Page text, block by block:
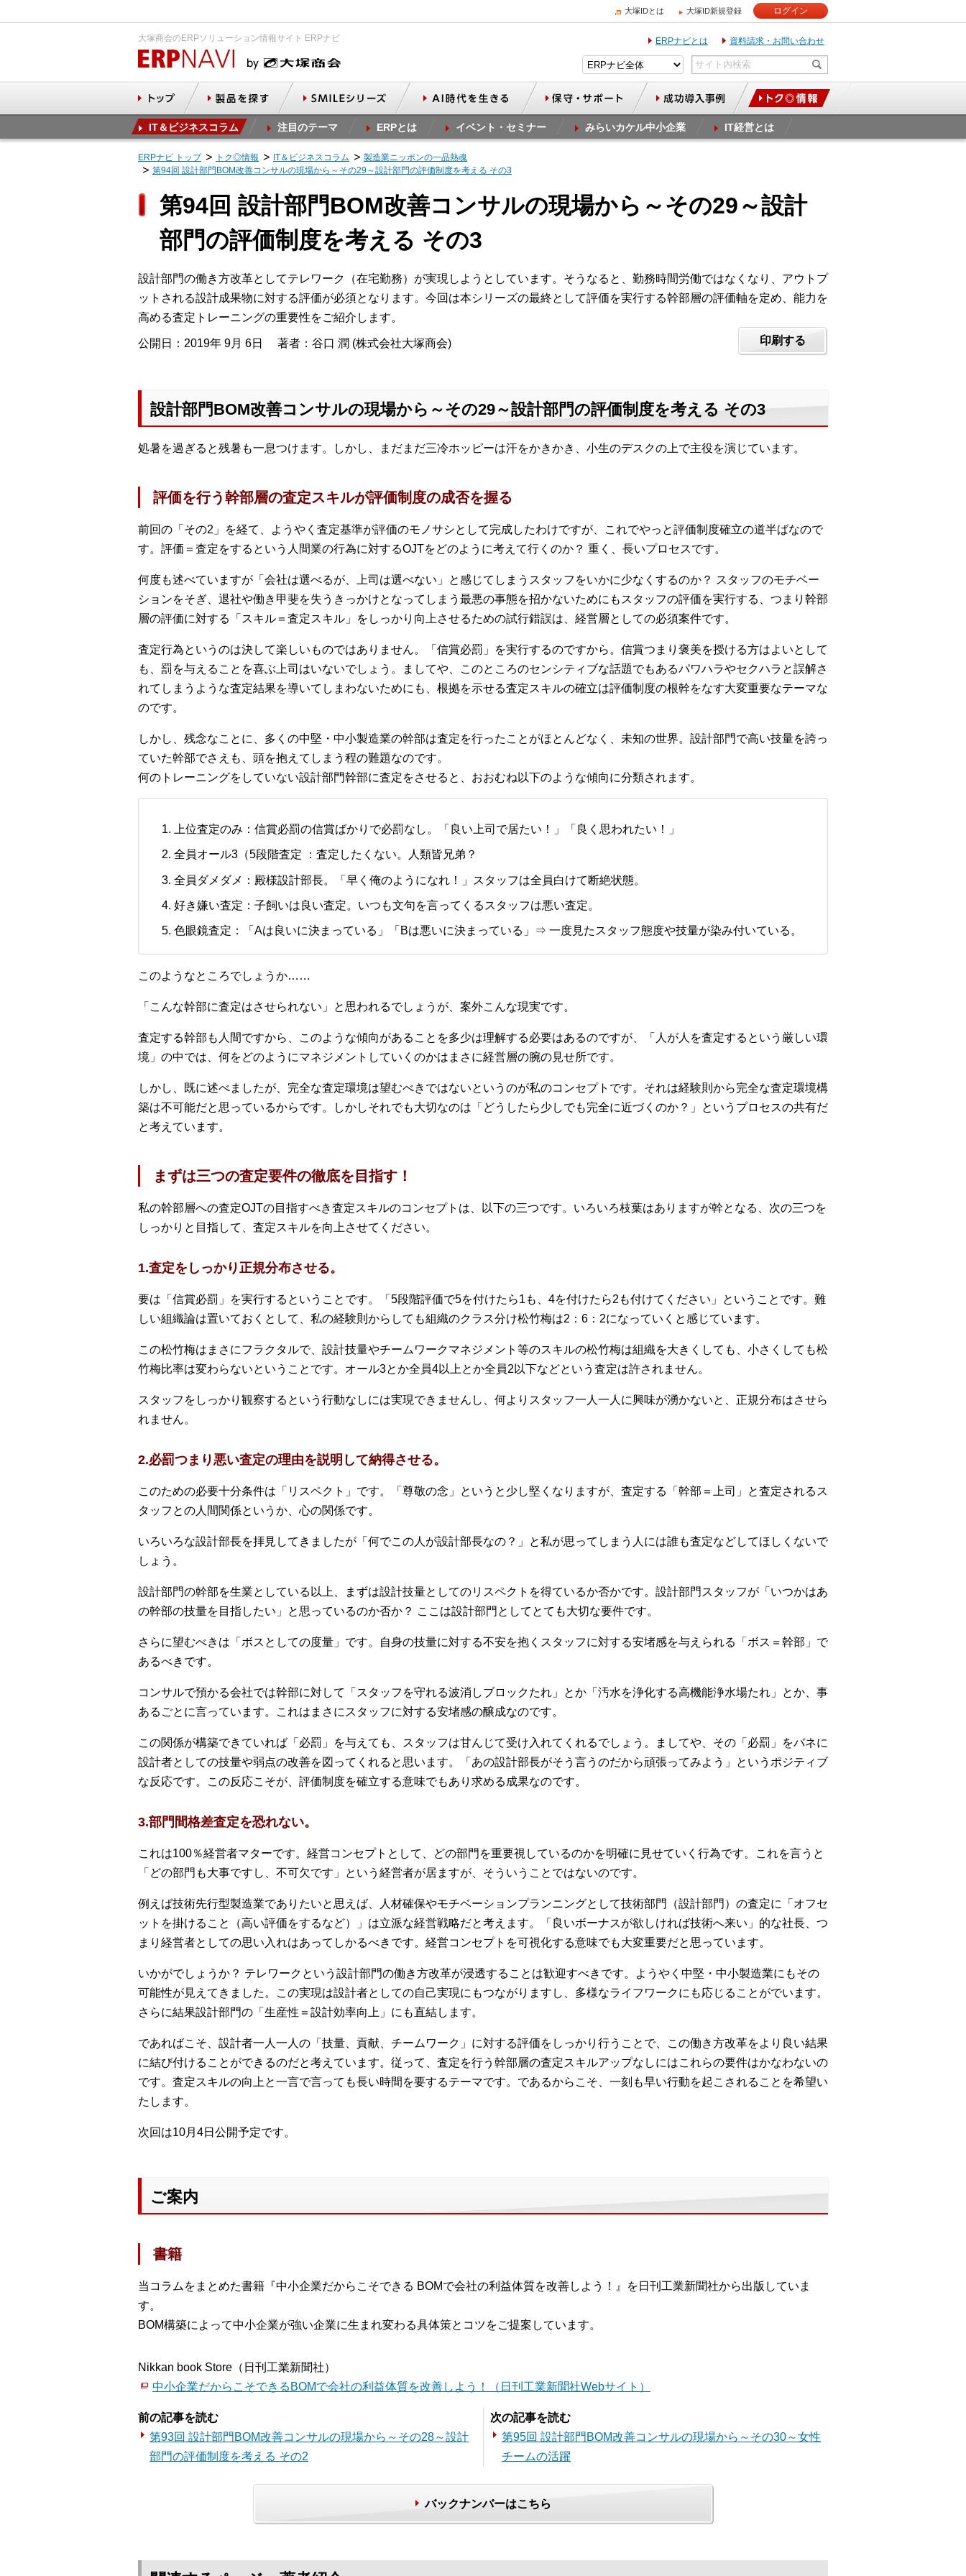
大塚IDとは 大塚ID新規登録 ログイン
大塚商会のERPソリューション情報サイト ERPナビ ERPナビとは 資料請求・お問い合わせ
IT＆ビジネスコラム 注目のテーマ ERPとは イベント・セミナー みらいカケル中小企業 IT経営とは
ERPナビ トップ トク◎情報 IT＆ビジネスコラム
製造業ニッポンの一品熱魂
第94回 設計部門BOM改善コンサルの現場から～その29～設計部門の評価制度を考える その3
第94回 設計部門BOM改善コンサルの現場から～その29～設計
部門の評価制度を考える その3
設計部門の働き方改革としてテレワーク（在宅勤務）が実現しようとしています。そうなると、勤務時間労働ではなくなり、アウトプ
ットされる設計成果物に対する評価が必須となります。今回は本シリーズの最終として評価を実行する幹部層の評価軸を定め、能力を
高める査定トレーニングの重要性をご紹介します。
公開日：2019年 9月 6日 著者：谷口 潤 (株式会社大塚商会) 印刷する
設計部門BOM改善コンサルの現場から～その29～設計部門の評価制度を考える その3
処暑を過ぎると残暑も一息つけます。しかし、まだまだ三冷ホッピーは汗をかきかき、小生のデスクの上で主役を演じています。
評価を行う幹部層の査定スキルが評価制度の成否を握る
前回の「その2」を経て、ようやく査定基準が評価のモノサシとして完成したわけですが、これでやっと評価制度確立の道半ばなので
す。評価＝査定をするという人間業の行為に対するOJTをどのように考えて行くのか？ 重く、長いプロセスです。
何度も述べていますが「会社は選べるが、上司は選べない」と感じてしまうスタッフをいかに少なくするのか？ スタッフのモチベー
ションをそぎ、退社や働き甲斐を失うきっかけとなってしまう最悪の事態を招かないためにもスタッフの評価を実行する、つまり幹部
層の評価に対する「スキル＝査定スキル」をしっかり向上させるための試行錯誤は、経営層としての必須案件です。
査定行為というのは決して楽しいものではありません。「信賞必罰」を実行するのですから。信賞つまり褒美を授ける方はよいとして
も、罰を与えることを喜ぶ上司はいないでしょう。ましてや、このところのセンシティブな話題でもあるパワハラやセクハラと誤解さ
れてしまうような査定結果を導いてしまわないためにも、根拠を示せる査定スキルの確立は評価制度の根幹をなす大変重要なテーマな
のです。
しかし、残念なことに、多くの中堅・中小製造業の幹部は査定を行ったことがほとんどなく、未知の世界。設計部門で高い技量を誇っ
ていた幹部でさえも、頭を抱えてしまう程の難題なのです。
何のトレーニングをしていない設計部門幹部に査定をさせると、おおむね以下のような傾向に分類されます。
上位査定のみ：信賞必罰の信賞ばかりで必罰なし。「良い上司で居たい！」「良く思われたい！」
全員オール3（5段階査定 ：査定したくない。人類皆兄弟？
全員ダメダメ：殿様設計部長。「早く俺のようになれ！」スタッフは全員白けて断絶状態。
好き嫌い査定：子飼いは良い査定。いつも文句を言ってくるスタッフは悪い査定。
色眼鏡査定：「Aは良いに決まっている」「Bは悪いに決まっている」⇒ 一度見たスタッフ態度や技量が染み付いている。
このようなところでしょうか……
「こんな幹部に査定はさせられない」と思われるでしょうが、案外こんな現実です。
査定する幹部も人間ですから、このような傾向があることを多少は理解する必要はあるのですが、「人が人を査定するという厳しい環
境」の中では、何をどのようにマネジメントしていくのかはまさに経営層の腕の見せ所です。
しかし、既に述べましたが、完全な査定環境は望むべきではないというのが私のコンセプトです。それは経験則から完全な査定環境構
築は不可能だと思っているからです。しかしそれでも大切なのは「どうしたら少しでも完全に近づくのか？」というプロセスの共有だ
と考えています。
まずは三つの査定要件の徹底を目指す！
私の幹部層への査定OJTの目指すべき査定スキルのコンセプトは、以下の三つです。いろいろ枝葉はありますが幹となる、次の三つを
しっかりと目指して、査定スキルを向上させてください。
1.査定をしっかり正規分布させる。
要は「信賞必罰」を実行するということです。「5段階評価で5を付けたら1も、4を付けたら2も付けてください」ということです。難
しい組織論は置いておくとして、私の経験則からしても組織のクラス分け松竹梅は2：6：2になっていくと感じています。
この松竹梅はまさにフラクタルで、設計技量やチームワークマネジメント等のスキルの松竹梅は組織を大きくしても、小さくしても松
竹梅比率は変わらないということです。オール3とか全員4以上とか全員2以下などという査定は許されません。
スタッフをしっかり観察するという行動なしには実現できませんし、何よりスタッフ一人一人に興味が湧かないと、正規分布はさせら
れません。
2.必罰つまり悪い査定の理由を説明して納得させる。
このための必要十分条件は「リスペクト」です。「尊敬の念」というと少し堅くなりますが、査定する「幹部＝上司」と査定されるス
タッフとの人間関係というか、心の関係です。
いろいろな設計部長を拝見してきましたが「何でこの人が設計部長なの？」と私が思ってしまう人には誰も査定などしてほしくないで
しょう。
設計部門の幹部を生業としている以上、まずは設計技量としてのリスペクトを得ているか否かです。設計部門スタッフが「いつかはあ
の幹部の技量を目指したい」と思っているのか否か？ ここは設計部門としてとても大切な要件です。
さらに望むべきは「ボスとしての度量」です。自身の技量に対する不安を抱くスタッフに対する安堵感を与えられる「ボス＝幹部」で
あるべきです。
コンサルで預かる会社では幹部に対して「スタッフを守れる波消しブロックたれ」とか「汚水を浄化する高機能浄水場たれ」とか、事
あるごとに言っています。これはまさにスタッフに対する安堵感の醸成なのです。
この関係が構築できていれば「必罰」を与えても、スタッフは甘んじて受け入れてくれるでしょう。ましてや、その「必罰」をバネに
設計者としての技量や弱点の改善を図ってくれると思います。「あの設計部長がそう言うのだから頑張ってみよう」というポジティブ
な反応です。この反応こそが、評価制度を確立する意味でもあり求める成果なのです。
3.部門間格差査定を恐れない。
これは100％経営者マターです。経営コンセプトとして、どの部門を重要視しているのかを明確に見せていく行為です。これを言うと
「どの部門も大事ですし、不可欠です」という経営者が居ますが、そういうことではないのです。
例えば技術先行型製造業でありたいと思えば、人材確保やモチベーションプランニングとして技術部門（設計部門）の査定に「オフセ
ットを掛けること（高い評価をするなど）」は立派な経営戦略だと考えます。「良いボーナスが欲しければ技術へ来い」的な社長、つ
まり経営者としての思い入れはあってしかるべきです。経営コンセプトを可視化する意味でも大変重要だと思っています。
いかがでしょうか？ テレワークという設計部門の働き方改革が浸透することは歓迎すべきです。ようやく中堅・中小製造業にもその
可能性が見えてきました。この実現は設計者としての自己実現にもつながりますし、多様なライフワークにも応じることがでいます。
さらに結果設計部門の「生産性＝設計効率向上」にも直結します。
であればこそ、設計者一人一人の「技量、貢献、チームワーク」に対する評価をしっかり行うことで、この働き方改革をより良い結果
に結び付けることができるのだと考えています。従って、査定を行う幹部層の査定スキルアップなしにはこれらの要件はかなわないの
です。査定スキルの向上と一言で言っても長い時間を要するテーマです。であるからこそ、一刻も早い行動を起こされることを希望い
たします。
次回は10月4日公開予定です。
ご案内
書籍
当コラムをまとめた書籍『中小企業だからこそできる BOMで会社の利益体質を改善しよう！』を日刊工業新聞社から出版していま
す。
BOM構築によって中小企業が強い企業に生まれ変わる具体策とコツをご提案しています。
Nikkan book Store（日刊工業新聞社）
中小企業だからこそできるBOMで会社の利益体質を改善しよう！（日刊工業新聞社Webサイト）
前の記事を読む
第93回 設計部門BOM改善コンサルの現場から～その28～設計
部門の評価制度を考える その2
次の記事を読む
第95回 設計部門BOM改善コンサルの現場から～その30～女性
チームの活躍
バックナンバーはこちら